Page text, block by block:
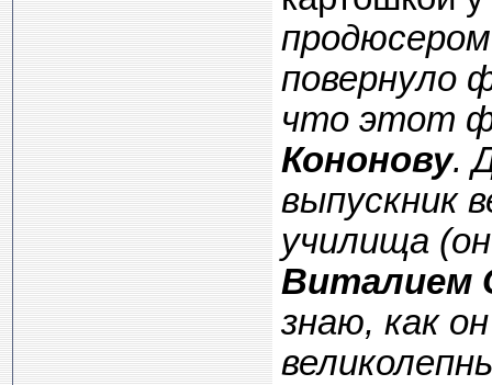
повернуло
что этот
Кононову.
выпускник
училища
Виталием
знаю, как